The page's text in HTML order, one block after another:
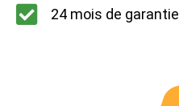
24 mois de garantie